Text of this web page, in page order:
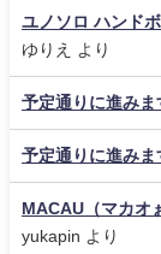
ユノソロ ハンド
ゆりえ
より
予定通りに進みま
予定通りに進みま
MACAU（マカオ
yukapin より